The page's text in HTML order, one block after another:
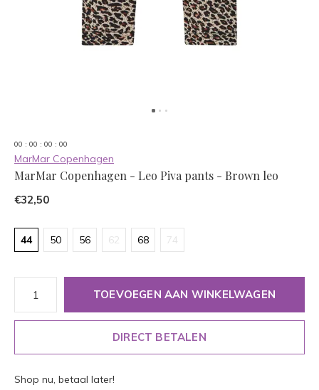
00 : 00 : 00 : 00
MarMar Copenhagen
MarMar Copenhagen - Leo Piva pants - Brown leo
€32,50
44 50 56 62 68 74
TOEVOEGEN AAN WINKELWAGEN
DIRECT BETALEN
Shop nu, betaal later!